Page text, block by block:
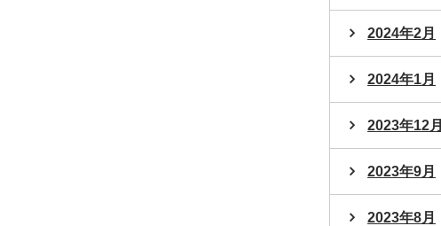
2024年2月
2024年1月
2023年12月
2023年9月
2023年8月